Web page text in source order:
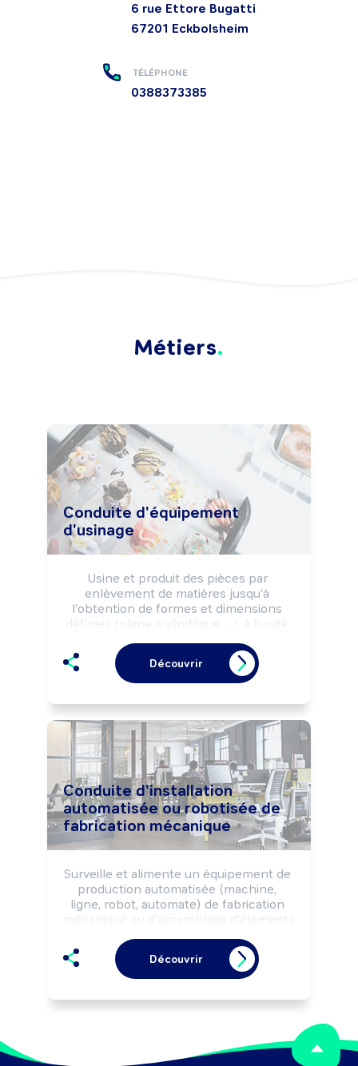
6 rue Ettore Bugatti
67201 Eckbolsheim
TÉLÉPHONE
0388373385
Métiers
Conduite d'équipement
d'usinage
Usine et produit des pièces par
enlèvement de matières jusqu'à
l'obtention de formes et dimensions
définies (plane, cylindrique, ...), à l'unité
conventionnelles, à commandes
numériques et/ou de centres
d'usinages. Intervient selon les règles
production (qualité, délai, ...).
Découvrir
Conduite d'installation
automatisée ou robotisée de
fabrication mécanique
Surveille et alimente un équipement de
production automatisée (machine,
ligne, robot, automate) de fabrication
mécanique ou d'assemblage d'éléments
et les impératifs de production (délai,
qualité).
Découvrir